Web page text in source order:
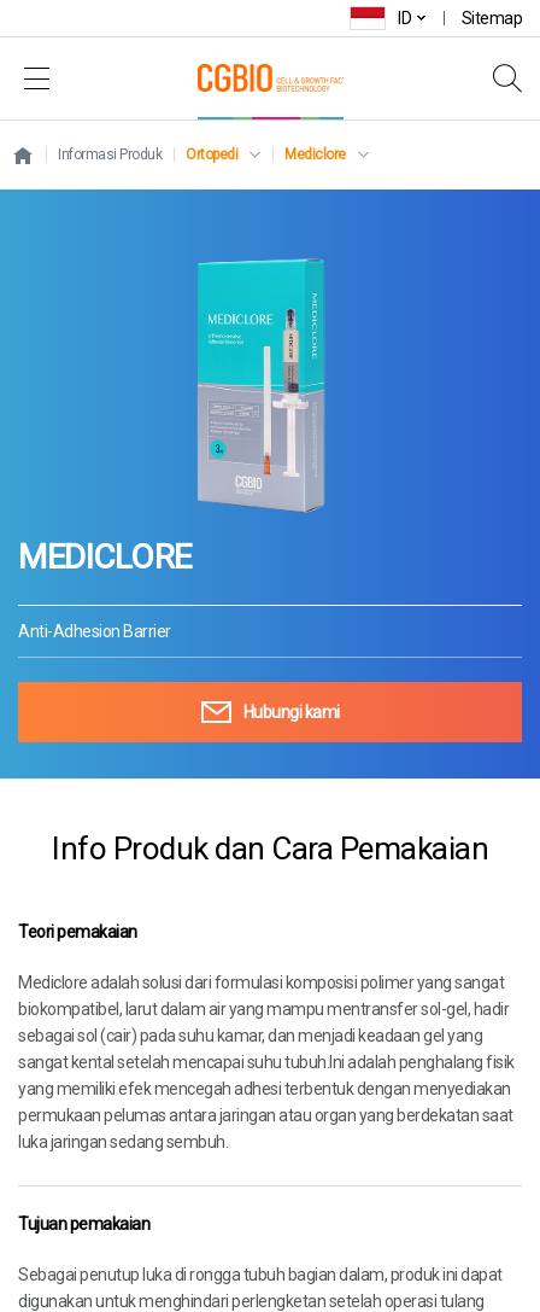
ID Sitemap
Informasi Produk Ortopedi Mediclore
MEDICLORE
Anti-Adhesion Barrier
Hubungi kami
Info Produk dan Cara Pemakaian
Teori pemakaian
Mediclore adalah solusi dari formulasi komposisi polimer yang sangat
biokompatibel, larut dalam air yang mampu mentransfer sol-gel, hadir
sebagai sol (cair) pada suhu kamar, dan menjadi keadaan gel yang
sangat kental setelah mencapai suhu tubuh.Ini adalah penghalang fisik
yang memiliki efek mencegah adhesi terbentuk dengan menyediakan
permukaan pelumas antara jaringan atau organ yang berdekatan saat
luka jaringan sedang sembuh.
Tujuan pemakaian
Sebagai penutup luka di rongga tubuh bagian dalam, produk ini dapat
digunakan untuk menghindari perlengketan setelah operasi tulang